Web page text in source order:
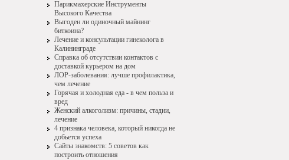
Парикмахерские Инструменты
Высокого Качества
Выгоден ли одиночный майнинг
биткоина?
Лечение и консультации гинеколога в
Калининграде
Справка об отсутствии контактов с
доставкой курьером на дом
ЛОР-заболевания: лучше профилактика,
чем лечение
Горячая и холодная еда - в чем польза и
вред
Женский алкоголизм: причины, стадии,
лечение
4 признака человека, который никогда не
добьется успеха
Сайты знакомств: 5 советов как
построить отношения